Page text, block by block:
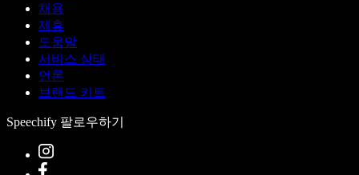
채용
제휴
도움말
서비스 상태
언론
브랜드 키트
Speechify 팔로우하기